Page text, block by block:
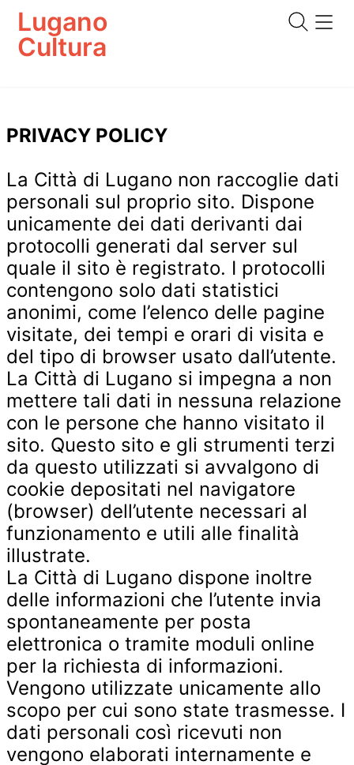
Lugano
Cultura
PRIVACY POLICY
La Città di Lugano non raccoglie dati
personali sul proprio sito. Dispone
unicamente dei dati derivanti dai
protocolli generati dal server sul
quale il sito è registrato. I protocolli
contengono solo dati statistici
anonimi, come l’elenco delle pagine
visitate, dei tempi e orari di visita e
del tipo di browser usato dall’utente.
La Città di Lugano si impegna a non
mettere tali dati in nessuna relazione
con le persone che hanno visitato il
sito. Questo sito e gli strumenti terzi
da questo utilizzati si avvalgono di
cookie depositati nel navigatore
(browser) dell’utente necessari al
funzionamento e utili alle finalità
illustrate.
La Città di Lugano dispone inoltre
delle informazioni che l’utente invia
spontaneamente per posta
elettronica o tramite moduli online
per la richiesta di informazioni.
Vengono utilizzate unicamente allo
scopo per cui sono state trasmesse. I
dati personali così ricevuti non
vengono elaborati internamente e